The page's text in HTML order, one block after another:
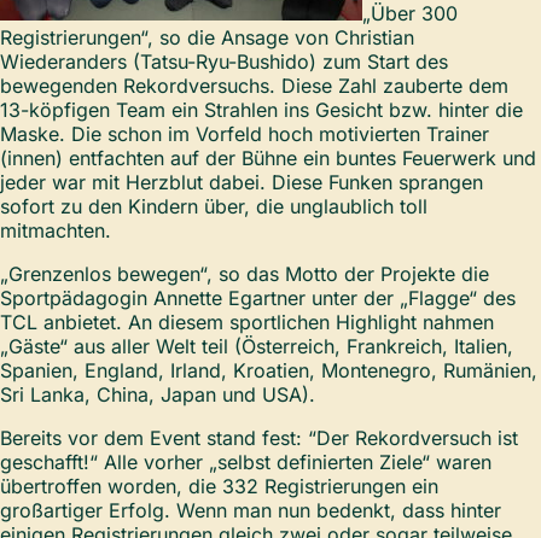
„Über 300
Registrierungen“, so die Ansage von Christian
Wiederanders (Tatsu-Ryu-Bushido) zum Start des
bewegenden Rekordversuchs. Diese Zahl zauberte dem
13-köpfigen Team ein Strahlen ins Gesicht bzw. hinter die
Maske. Die schon im Vorfeld hoch motivierten Trainer
(innen) entfachten auf der Bühne ein buntes Feuerwerk und
jeder war mit Herzblut dabei. Diese Funken sprangen
sofort zu den Kindern über, die unglaublich toll
mitmachten.
„Grenzenlos bewegen“, so das Motto der Projekte die
Sportpädagogin Annette Egartner unter der „Flagge“ des
TCL anbietet. An diesem sportlichen Highlight nahmen
„Gäste“ aus aller Welt teil (Österreich, Frankreich, Italien,
Spanien, England, Irland, Kroatien, Montenegro, Rumänien,
Sri Lanka, China, Japan und USA).
Bereits vor dem Event stand fest: “Der Rekordversuch ist
geschafft!“ Alle vorher „selbst definierten Ziele“ waren
übertroffen worden, die 332 Registrierungen ein
großartiger Erfolg. Wenn man nun bedenkt, dass hinter